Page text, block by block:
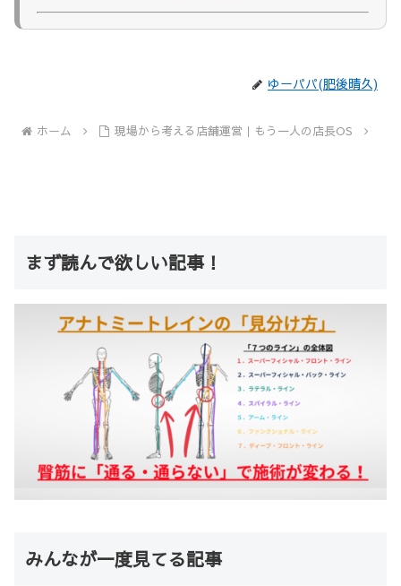
ゆーパパ(肥後晴久)
ホーム 現場から考える店舗運営｜もう一人の店長OS
まず読んで欲しい記事！
みんなが一度見てる記事